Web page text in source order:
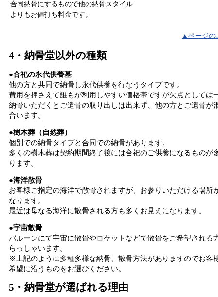
合同納骨にするもので他の納骨スタイル
よりもお値打ち料金です。
▲ページの
4・納骨堂以外の種類
●合祀の永代供養墓
他の方と共同で納骨し永代供養を行なうタイプです。
費用を押さえて誰もが利用しやすい価格帯ですが欠点としては
納骨いただくとご遺骨の取り出しは出来ず、他の方とご遺骨が
合います。
●樹木葬（自然葬）
個別での納骨タイプと合同での納骨があります。
多くの樹木葬は契約期間終了後には合祀のご供養になるものが
ります。
●海洋散骨
お客様ご指定の海洋で散骨されますが、お参りいただける場所
なります。
最近は母なる海洋に散骨される方も多くお見えになります。
●宇宙散骨
バルーンにて宇宙に散骨やロケットなどで散骨をご希望される
らっしゃいます。
※上記のように多種多様な納骨、散骨方法がありますのでお客
希望に沿うものをお選びください。
5・納骨堂が選ばれる理由